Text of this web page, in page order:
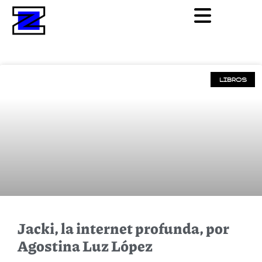
LIBROS
Jacki, la internet profunda, por
Agostina Luz López